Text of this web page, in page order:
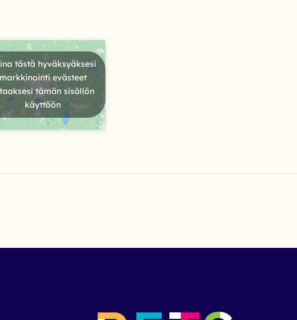
tästä hyväksyäksesi
markkinointi evästeet
tämän sisällön
käyttöön